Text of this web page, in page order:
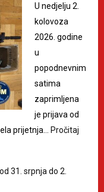
U nedjelju 2.
kolovoza
2026. godine
u
popodnevnim
satima
zaprimljena
je prijava od
prijetnja…
Pročitaj
31. srpnja do 2.